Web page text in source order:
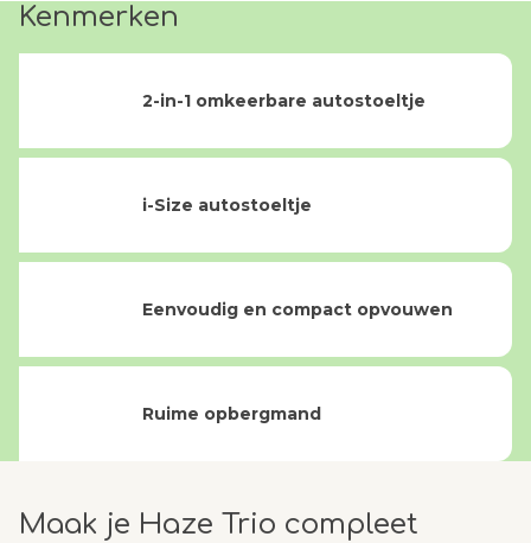
Kenmerken
2-in-1 omkeerbare autostoeltje
i-Size autostoeltje
Eenvoudig en compact opvouwen
Ruime opbergmand
Maak je Haze Trio compleet